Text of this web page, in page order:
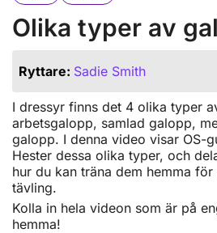
Olika typer av
I dressyr finns det 4 olika typer
arbetsgalopp, samlad galopp,
galopp. I denna video visar OS-
Hester dessa olika typer, och
hur du kan träna dem hemma
tävling.
Kolla in hela videon som är på
hemma!
Ryttare: Sadie Smith